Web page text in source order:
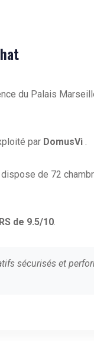
du Palais
par DomusVi .
de 72
de 9.5/10.
sécurisés et